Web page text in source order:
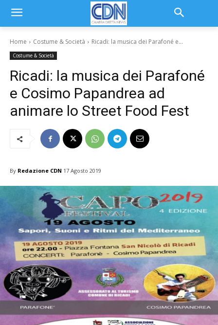
Home Costume & Società Ricadi: la musica dei Parafoné e...
Costume & Società
Ricadi: la musica dei Parafoné
e Cosimo Papandrea ad
animare lo Street Food Fest
By Redazione CDN 17 Agosto 2019